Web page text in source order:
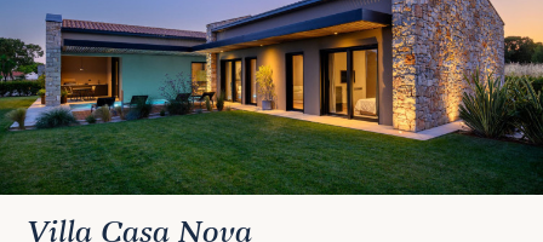
Villa Casa Nova